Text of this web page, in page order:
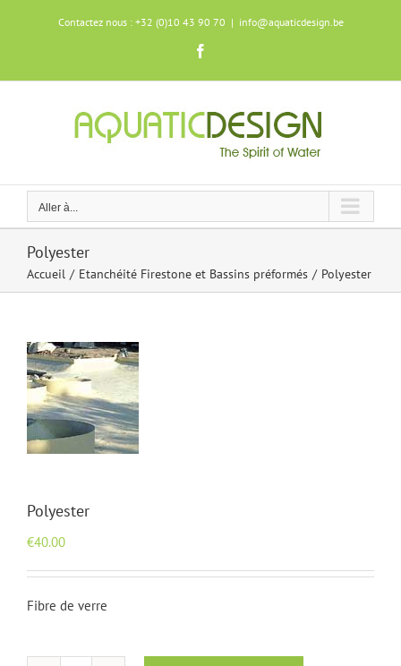
Contactez nous : +32 (0)10 43 90 70 | info@aquaticdesign.be
Aller à...
Polyester
Accueil Etanchéité Firestone et Bassins préformés Polyester
Polyester
€40.00
Fibre de verre